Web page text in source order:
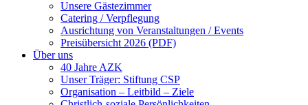
Unsere Gästezimmer
Catering / Verpflegung
Ausrichtung von Veranstaltungen / Events
Preisübersicht 2026 (PDF)
Über uns
40 Jahre AZK
Unser Träger: Stiftung CSP
Organisation – Leitbild – Ziele